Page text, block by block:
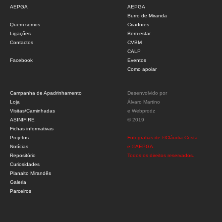
AEPGA
Quem somos
Ligações
Contactos
Facebook
AEPGA
Burro de Miranda
Criadores
Bem-estar
CVBM
CALP
Eventos
Como apoiar
Campanha de Apadrinhamento
Loja
Visitas/Caminhadas
ASINIFIRE
Fichas informativas
Projetos
Notícias
Repositório
Curiosidades
Planalto Mirandês
Galeria
Parceiros
Desenvolvido por
Álvaro Martino
e Webprodz
© 2019
Fotografias de ©Cláudia Costa
e ©AEPGA.
Todos os direitos reservados.